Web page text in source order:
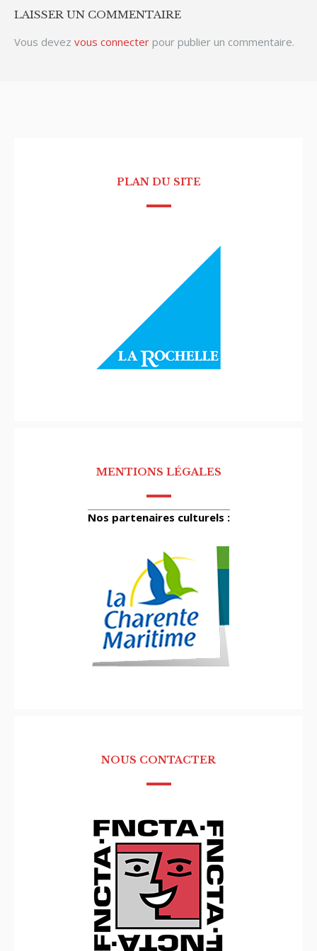
LAISSER UN COMMENTAIRE
Vous devez vous connecter pour publier un commentaire.
PLAN DU SITE
MENTIONS LÉGALES
Nos partenaires culturels :
NOUS CONTACTER